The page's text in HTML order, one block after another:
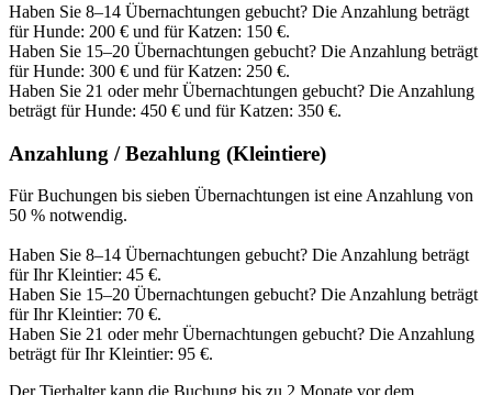
Haben Sie 8–14 Übernachtungen gebucht? Die Anzahlung beträgt
für Hunde: 200 € und für Katzen: 150 €.
Haben Sie 15–20 Übernachtungen gebucht? Die Anzahlung beträgt
für Hunde: 300 € und für Katzen: 250 €.
Haben Sie 21 oder mehr Übernachtungen gebucht? Die Anzahlung
beträgt für Hunde: 450 € und für Katzen: 350 €.
Anzahlung / Bezahlung (Kleintiere)
Für Buchungen bis sieben Übernachtungen ist eine Anzahlung von
50 % notwendig.
Haben Sie 8–14 Übernachtungen gebucht? Die Anzahlung beträgt
für Ihr Kleintier: 45 €.
Haben Sie 15–20 Übernachtungen gebucht? Die Anzahlung beträgt
für Ihr Kleintier: 70 €.
Haben Sie 21 oder mehr Übernachtungen gebucht? Die Anzahlung
beträgt für Ihr Kleintier: 95 €.